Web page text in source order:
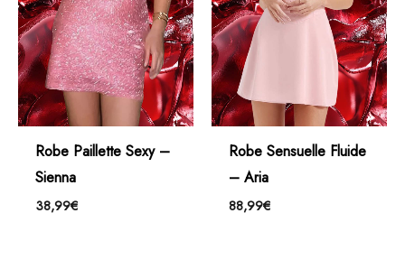
Robe Paillette Sexy –
Sienna
38,99€
Robe Sensuelle Fluide
– Aria
88,99€